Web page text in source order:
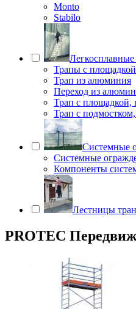
Monto
Stabilo
Трапы с
Трап из алюминия
Переход из
Трап с
Трап с
Системные
Системные
Компоненты
Лестницы
PROTEC